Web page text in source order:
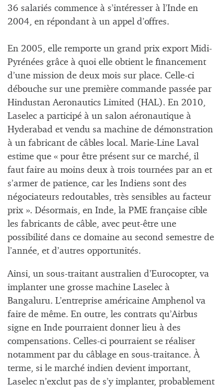
36 salariés commence à s’intéresser à l’Inde en
2004, en répondant à un appel d’offres.
En 2005, elle remporte un grand prix export Midi-
Pyrénées grâce à quoi elle obtient le financement
d’une mission de deux mois sur place. Celle-ci
débouche sur une première commande passée par
Hindustan Aeronautics Limited (HAL). En 2010,
Laselec a participé à un salon aéronautique à
Hyderabad et vendu sa machine de démonstration
à un fabricant de câbles local. Marie-Line Laval
estime que « pour être présent sur ce marché, il
faut faire au moins deux à trois tournées par an et
s’armer de patience, car les Indiens sont des
négociateurs redoutables, très sensibles au facteur
prix ». Désormais, en Inde, la PME française cible
les fabricants de câble, avec peut-être une
possibilité dans ce domaine au second semestre de
l’année, et d’autres opportunités.
Ainsi, un sous-traitant australien d’Eurocopter, va
implanter une grosse machine Laselec à
Bangaluru. L’entreprise américaine Amphenol va
faire de même. En outre, les contrats qu’Airbus
signe en Inde pourraient donner lieu à des
compensations. Celles-ci pourraient se réaliser
notamment par du câblage en sous-traitance. À
terme, si le marché indien devient important,
Laselec n’exclut pas de s’y implanter, probablement